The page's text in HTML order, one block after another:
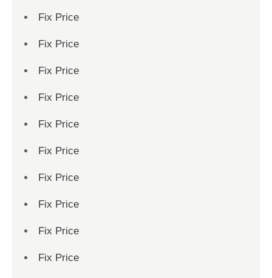
Fix Price
Fix Price
Fix Price
Fix Price
Fix Price
Fix Price
Fix Price
Fix Price
Fix Price
Fix Price